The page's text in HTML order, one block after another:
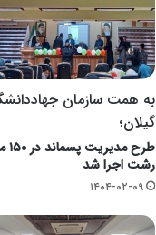
به همت سازمان
گیلان؛
طرح
رشت اجرا شد
۱۴۰۴-۰۲-۰۹